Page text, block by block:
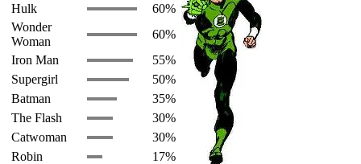
Hulk
60%
Wonder
Woman
60%
Iron Man
55%
Supergirl
50%
Batman
35%
The Flash
30%
Catwoman
30%
Robin
17%